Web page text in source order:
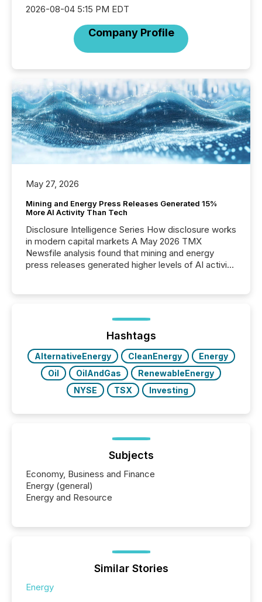
2026-08-04 5:15 PM EDT
Company Profile
May 27, 2026
Mining and Energy Press Releases Generated 15%
More AI Activity Than Tech
Disclosure Intelligence Series How disclosure works
in modern capital markets A May 2026 TMX
Newsfile analysis found that mining and energy
press releases generated higher levels of AI activity
72-hour period. Results showed that AI systems are
actively processing mining and energy press
releases at scale. AI...
Hashtags
AlternativeEnergy CleanEnergy
Energy
Oil
OilAndGas
RenewableEnergy
NYSE
TSX Investing
Subjects
Economy, Business and Finance
Energy (general)
Energy and Resource
Similar Stories
Energy